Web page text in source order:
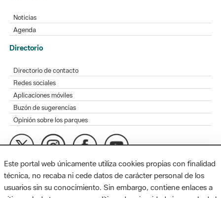
Noticias
Agenda
Directorio
Directorio de contacto
Redes sociales
Aplicaciones móviles
Buzón de sugerencias
Opinión sobre los parques
MAPA WEB AVISO LEGAL ACCESIBILIDAD
Diputación de Barcelona. Edifici Llacuna, 1a planta. Badajoz, 49.
Este portal web únicamente utiliza cookies propias con finalidad
técnica, no recaba ni cede datos de carácter personal de los
usuarios sin su conocimiento. Sin embargo, contiene enlaces a